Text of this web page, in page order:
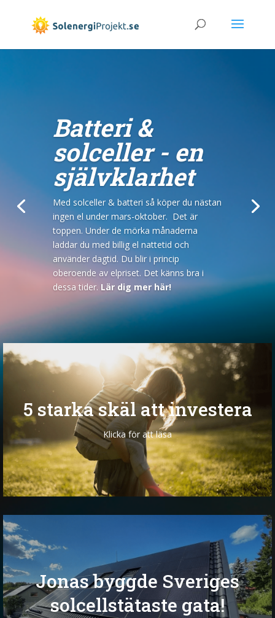
Batteri &
solceller - en
självklarhet
Med solceller & batteri så köper du nästan
ingen el under mars-oktober. Det är
toppen. Under de mörka månaderna
laddar du med billig el nattetid och
använder dagtid. Du blir i princip
oberoende av elpriset. Det känns bra i
dessa tider. Lär dig mer här!
Sedan 2015 har vi hjälpt över 3000
fastighetsägare med sina solenergiprojekt.
Det hela började när Jonas i Uppsala drog
ihop sina grannar till ett gruppinköp.
vår historia här!
5 starka skäl att investera
Klicka för att läsa
Jonas byggde Sveriges
solcellstätaste gata!